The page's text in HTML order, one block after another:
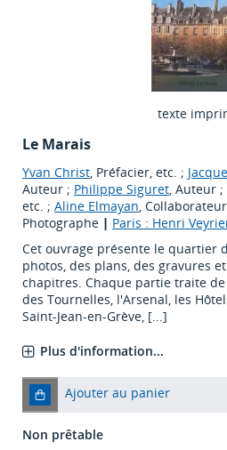
texte
Le Marais
Yvan Christ, Préfacier, etc. ;
Auteur ; Philippe Siguret, Auteur ;
etc. ; Aline Elmayan,
Photographe | Paris : Henri
Cet ouvrage présente le quartier
photos, des plans, des gravures
chapitres. Chaque partie traite
des Tournelles, l'Arsenal, les
Saint-Jean-en-Grève, [...]
Plus d'information...
Ajouter au panier
Non prêtable